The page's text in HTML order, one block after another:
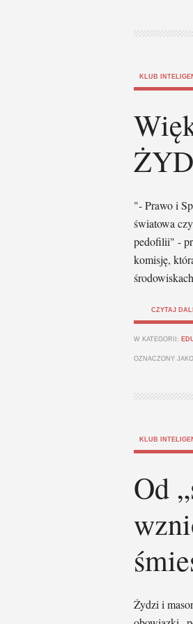
KLUB
"- Prawo i
światowa
pedofilii" -
komisję,
CZYTAJ
W KATEGORII:
OZNACZONY
KLUB
Od
Żydzi i